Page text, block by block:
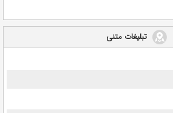
تبلیغات متنی